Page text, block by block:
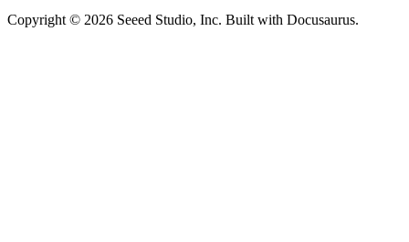
Copyright © 2026 Seeed Studio, Inc. Built with Docusaurus.